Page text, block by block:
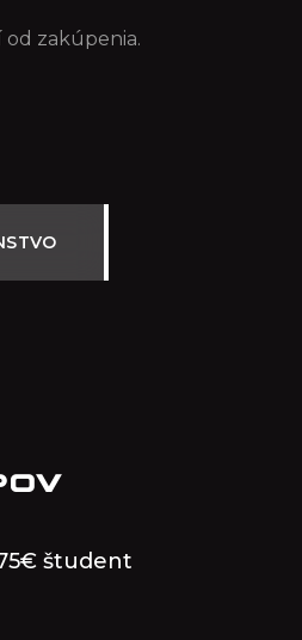
od zakúpenia.
študent